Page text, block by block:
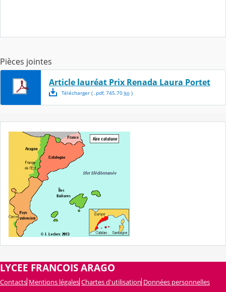
Pièces jointes
Article lauréat Prix Renada Laura Portet
Télécharger( .pdf, 745.70 ko)
LYCEE FRANCOIS ARAGO
Contacts Mentions légales Chartes d'utilisation Données personnelles